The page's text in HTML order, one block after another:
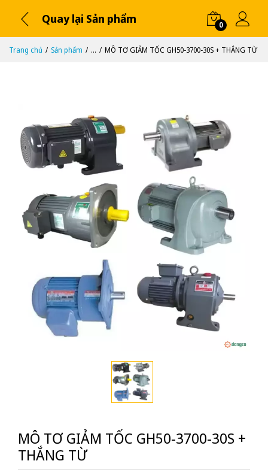
Quay lại Sản phẩm 0
Trang chủ Sản phẩm ... MÔ TƠ GIẢM TỐC GH50-3700-30S + THẮNG TỪ
MÔ TƠ GIẢM TỐC GH50-3700-30S +
THẮNG TỪ